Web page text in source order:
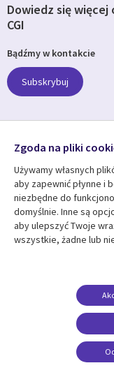
Centrum zasobów
Library
SECTIONS
POLSKA
Artykuły
Dowiedz się więcej
CGI
Bądźmy w kontakcie
Subskrybuj
Social
Media
SECTIONS
POLSKA
Zgoda na pliki
Używamy własnych
aby zapewnić płynne i
niezbędne do
domyślnie. Inne są
aby ulepszyć Twoje
wszystkie, żadne lub